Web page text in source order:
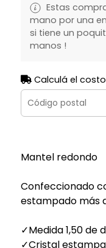
Estas
mano por una
si tiene un
manos !
Calculá el
Mantel redondo
Confeccionado
estampado más
✓Medida 1,50 de
✓Cristal